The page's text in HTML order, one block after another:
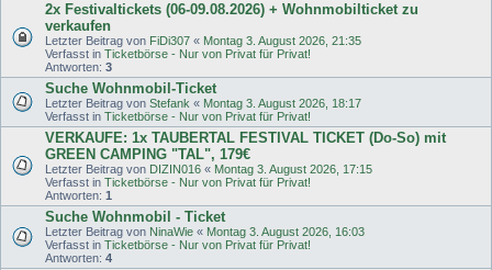
2x Festivaltickets (06-09.08.2026) + Wohnmobilticket zu
verkaufen
Letzter Beitrag von FiDi307 « Montag 3. August 2026, 21:35
Verfasst in Ticketbörse - Nur von Privat für Privat!
Antworten: 3
Suche Wohnmobil-Ticket
Letzter Beitrag von Stefank « Montag 3. August 2026, 18:17
Verfasst in Ticketbörse - Nur von Privat für Privat!
VERKAUFE: 1x TAUBERTAL FESTIVAL TICKET (Do-So) mit
GREEN CAMPING "TAL", 179€
Letzter Beitrag von DIZIN016 « Montag 3. August 2026, 17:15
Verfasst in Ticketbörse - Nur von Privat für Privat!
Antworten: 1
Suche Wohnmobil - Ticket
Letzter Beitrag von NinaWie « Montag 3. August 2026, 16:03
Verfasst in Ticketbörse - Nur von Privat für Privat!
Antworten: 4